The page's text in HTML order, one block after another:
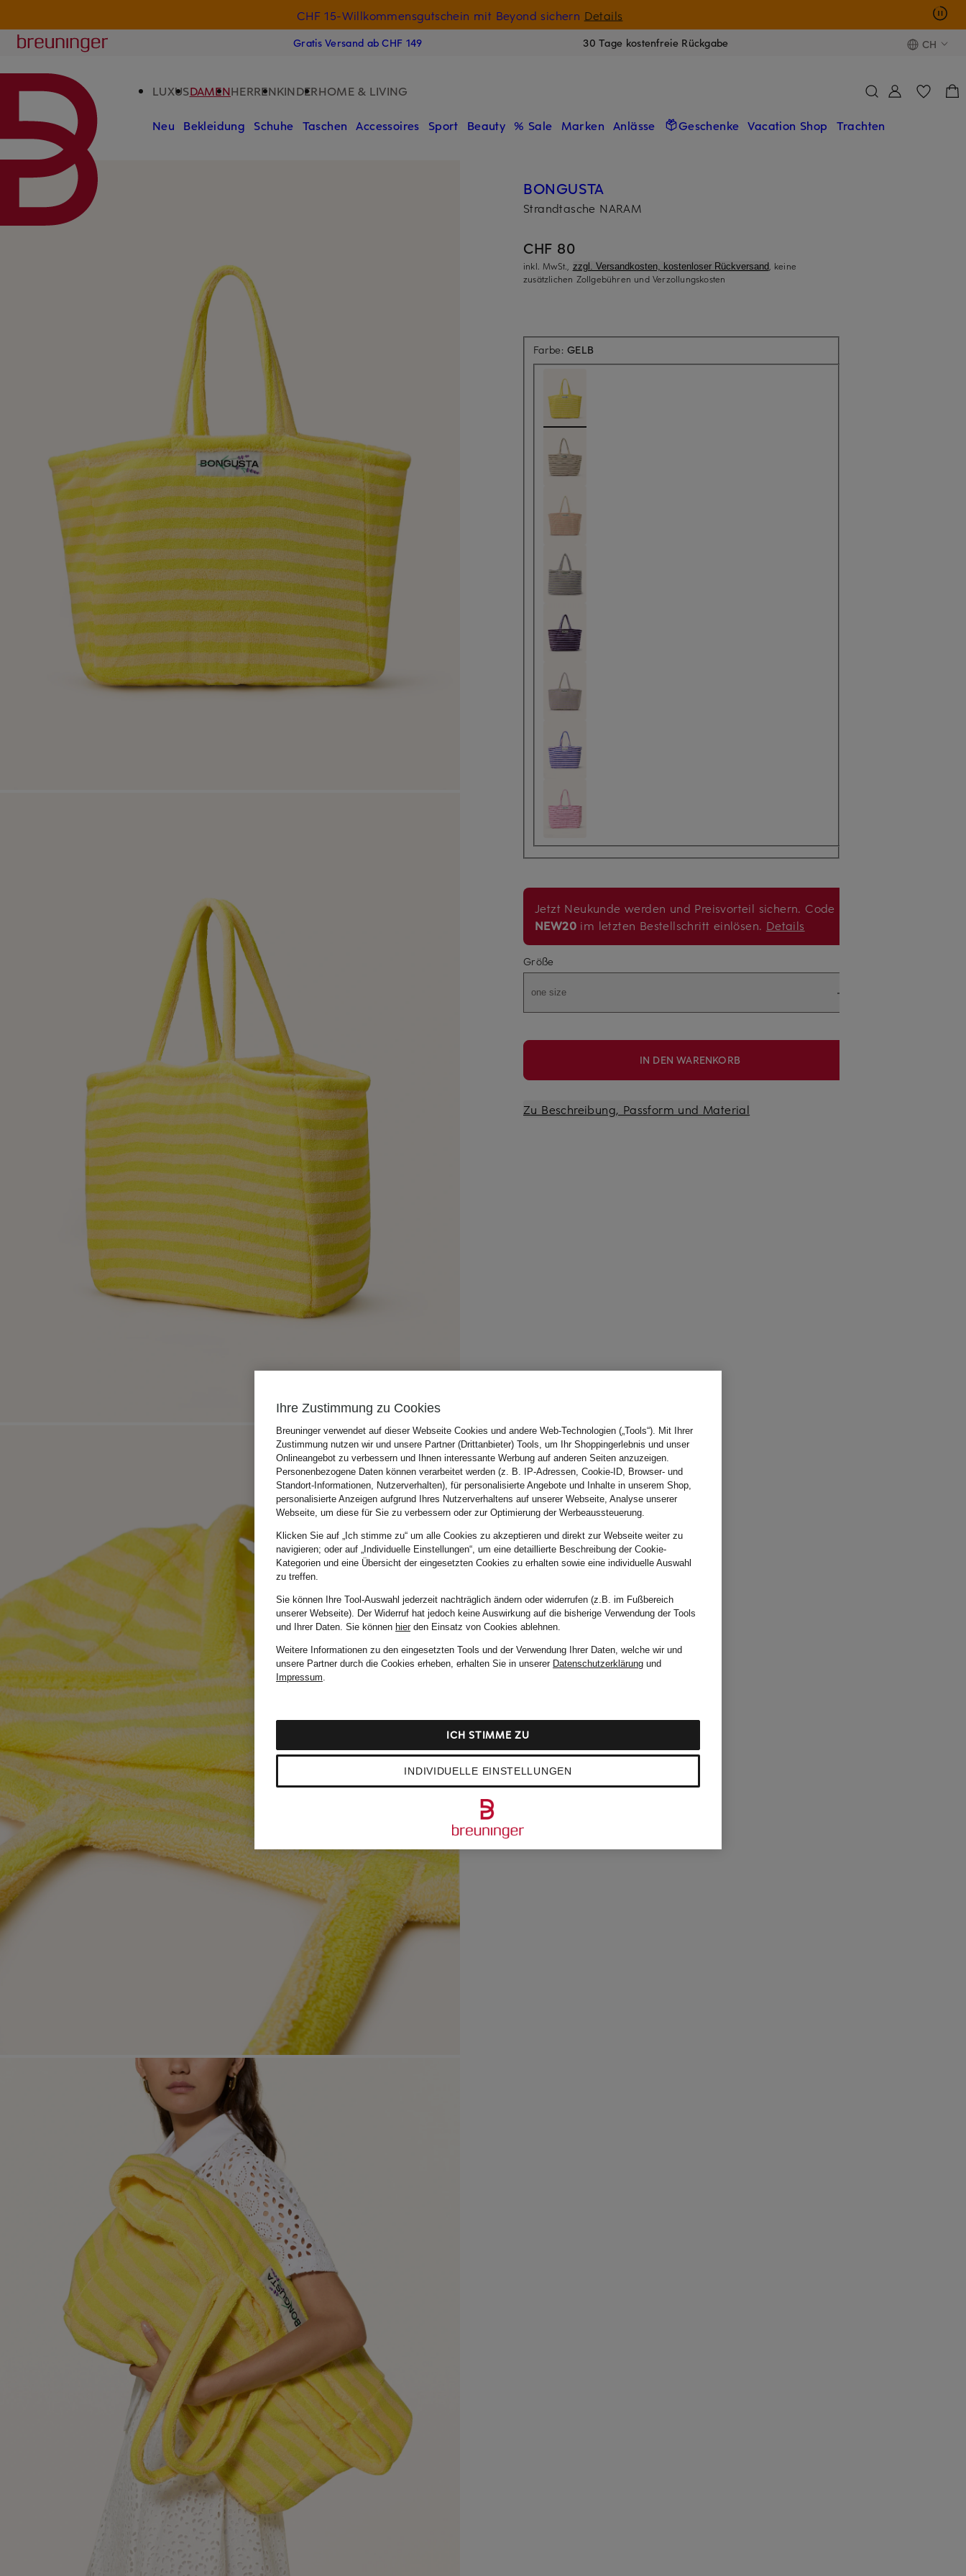
CHF 15-Willkommensgutschein mit Beyond sichern Details
Breuninger
Gratis Versand ab CHF 149 30 Tage kostenfreie Rückgabe CH
LUXUSDAMENHERRENKINDERHOME & LIVING
Neu Bekleidung Schuhe Taschen Accessoires Sport Beauty % Sale Marken Anlässe Geschenke Vacation Shop Trachten
BONGUSTA
Strandtasche NARAM
CHF 80
inkl. MwSt., zzgl. Versandkosten, kostenloser Rückversand, keine
zusätzlichen Zollgebühren und Verzollungskosten
Farbe:GELB
Jetzt Neukunde werden und Preisvorteil sichern. Code
NEW20 im letzten Bestellschritt einlösen. Details
Größe
one size
IN DEN WARENKORB
Zu Beschreibung, Passform und Material
Ihre Zustimmung zu Cookies
Breuninger verwendet auf dieser Webseite Cookies und andere Web-Technologien („Tools“). Mit Ihrer
Zustimmung nutzen wir und unsere Partner (Drittanbieter) Tools, um Ihr Shoppingerlebnis und unser
Onlineangebot zu verbessern und Ihnen interessante Werbung auf anderen Seiten anzuzeigen.
Personenbezogene Daten können verarbeitet werden (z. B. IP-Adressen, Cookie-ID, Browser- und
Standort-Informationen, Nutzerverhalten), für personalisierte Angebote und Inhalte in unserem Shop,
personalisierte Anzeigen aufgrund Ihres Nutzerverhaltens auf unserer Webseite, Analyse unserer
Webseite, um diese für Sie zu verbessern oder zur Optimierung der Werbeaussteuerung.
Klicken Sie auf „Ich stimme zu“ um alle Cookies zu akzeptieren und direkt zur Webseite weiter zu
navigieren; oder auf „Individuelle Einstellungen“, um eine detaillierte Beschreibung der Cookie-
Kategorien und eine Übersicht der eingesetzten Cookies zu erhalten sowie eine individuelle Auswahl
zu treffen.
Sie können Ihre Tool-Auswahl jederzeit nachträglich ändern oder widerrufen (z.B. im Fußbereich
unserer Webseite). Der Widerruf hat jedoch keine Auswirkung auf die bisherige Verwendung der Tools
und Ihrer Daten. Sie können hierden Einsatz von Cookies ablehnen.
Weitere Informationen zu den eingesetzten Tools und der Verwendung Ihrer Daten, welche wir und
unsere Partner durch die Cookies erheben, erhalten Sie in unserer Datenschutzerklärung und
Impressum.
INDIVIDUELLE EINSTELLUNGEN
ICH STIMME ZU